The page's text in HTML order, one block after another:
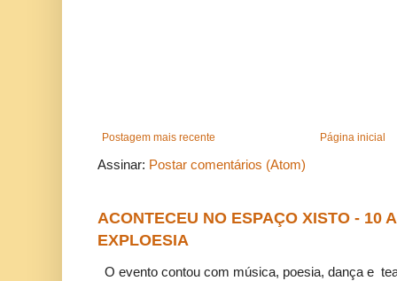
Postagem mais recente Página inicial
Assinar: Postar comentários (Atom)
ACONTECEU NO ESPAÇO XISTO - 10
EXPLOESIA
O evento contou com música, poesia, dança e